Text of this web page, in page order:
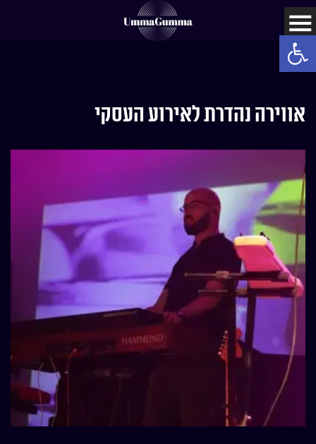
אווירה נהדרת לאירוע העסקי
Open toolbar